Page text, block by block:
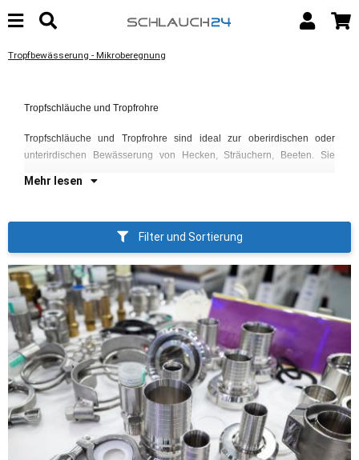
Tropfbewässerung - Mikroberegnung
Tropfschläuche und Tropfrohre
Tropfschläuche und Tropfrohre sind ideal zur oberirdischen oder
unterirdischen Bewässerung von Hecken, Sträuchern, Beeten. Sie
Mehr lesen
Filter und Sortierung